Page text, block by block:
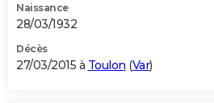
Naissance
28/03/1932
Décès
27/03/2015 à Toulon (Var)